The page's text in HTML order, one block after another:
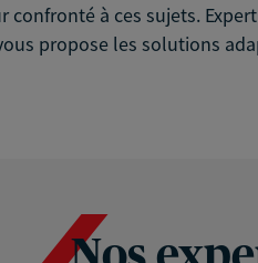
confronté à ces sujets.
propose les solutions